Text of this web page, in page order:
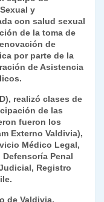
y
con salud sexual
de la toma de
de
por parte de la
de Asistencia
realizó clases de
de las
fueron los
Externo Valdivia),
Médico Legal,
Penal
Registro
de Valdivia,